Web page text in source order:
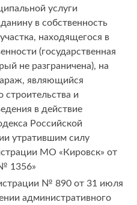
услуги
в собственность
находящегося в
(государственная
не разграничена), на
являющийся
строительства и
в действие
Российской
утратившим силу
МО «Кировск» от
1356»
№ 890 от 31 июля
административного